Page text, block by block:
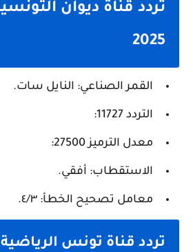
تردد قناة ديوان
2025
القمر الصناعي: النايل سات.
التردد 11727:
معدل الترميز 27500:
الاستقطاب: أفقي.
معامل تصحيح الخطأ: ٤/٣.
تردد قناة تونس الرياضية